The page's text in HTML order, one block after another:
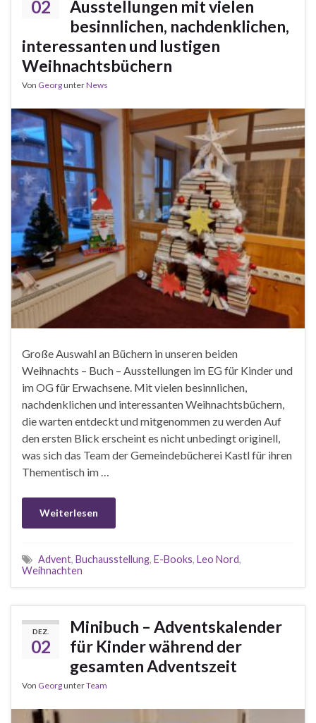
02
Ausstellungen mit vielen
besinnlichen, nachdenklichen,
interessanten und lustigen
Weihnachtsbüchern
Von GeorgunterNews
Große Auswahl an Büchern in unseren beiden
Weihnachts – Buch – Ausstellungen im EG für Kinder und
im OG für Erwachsene. Mit vielen besinnlichen,
nachdenklichen und interessanten Weihnachtsbüchern,
die warten entdeckt und mitgenommen zu werden Auf
den ersten Blick erscheint es nicht unbedingt originell,
was sich das Team der Gemeindebücherei Kastl für ihren
Thementisch im …
Weiterlesen
Advent, Buchausstellung, E-Books, Leo Nord,
Weihnachten
DEZ.
02
Minibuch – Adventskalender
für Kinder während der
gesamten Adventszeit
Von GeorgunterTeam